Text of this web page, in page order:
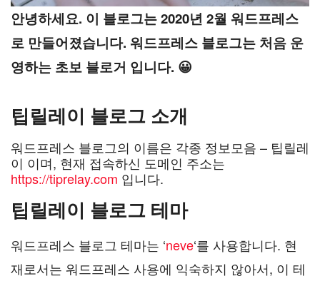
안녕하세요. 이 블로그는 2020년 2월 워드프레스
로 만들어졌습니다. 워드프레스 블로그는 처음 운
영하는 초보 블로거 입니다. 😀
팁릴레이 블로그 소개
워드프레스 블로그의 이름은 각종 정보모음 – 팁릴레
이 이며, 현재 접속하신 도메인 주소는
https://tiprelay.com 입니다.
팁릴레이 블로그 테마
워드프레스 블로그 테마는 ‘neve‘를 사용합니다. 현
재로서는 워드프레스 사용에 익숙하지 않아서, 이 테